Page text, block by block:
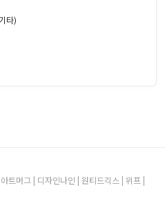
타)
트머그 | 디자인나인 | 원티드긱스 | 위프 |